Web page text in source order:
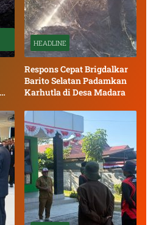
HEADLINE
Respons Cepat Brigdalkar
Barito Selatan Padamkan
Karhutla di Desa Madara